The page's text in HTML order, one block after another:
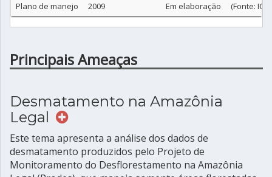
Plano de manejo
2009 Em elaboração (Fonte:
Principais Ameaças
Desmatamento na Amazônia
Legal
Este tema apresenta a análise dos dados de
desmatamento produzidos pelo Projeto de
Monitoramento do Desflorestamento na Amazônia